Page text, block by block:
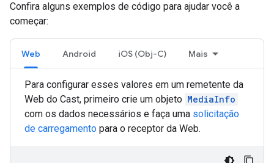
Confira alguns exemplos de código para ajudar você a
começar:
Web Android iOS (Obj-C) Mais
Para configurar esses valores em um remetente da
Web do Cast, primeiro crie um objeto MediaInfo
com os dados necessários e faça uma solicitação
de carregamento para o receptor da Web.